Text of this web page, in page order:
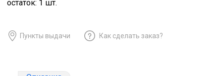
остаток: 1 шт.
Пункты выдачи Как сделать заказ?